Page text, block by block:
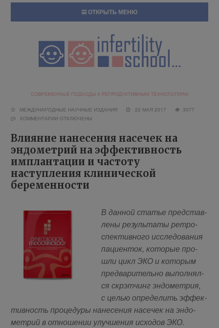
ОТКРЫТЬ МЕНЮ
МЕЖДУНАРОДНЫЕ НАУЧНЫЕ ИЗДАНИЯ 22 МАЯ 2017
3077
КОММЕНТАРИИ ОТКЛЮЧЕНЫ
Влияние нанесения насечек на
эндометрий на эффективность
имплантации и частоту
наступления клинической
беременности
В дан­ной ста­тье пред­став­
ле­ны ре­зуль­та­ты ре­тро­
спек­тив­но­го ис­сле­до­ва­ния
па­ци­ен­ток, ко­то­рые про­
шли цикл ЭКО и ко­то­рым
пред­ва­ри­тель­но вы­пол­нял­
ся скр­эт­чинг эн­до­мет­рия,
с це­лью опре­де­лить эф­фек­
тив­ность про­це­ду­ры на­не­се­ния на­се­чек на эн­до­
мет­рий в от­но­ше­нии улуч­ше­ния ис­хо­дов ЭКО.